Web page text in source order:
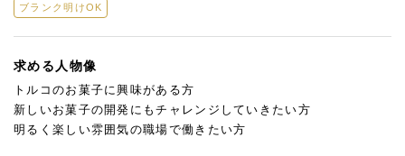
ブランク明けOK
求める人物像
トルコのお菓子に興味がある方
新しいお菓子の開発にもチャレンジしていきたい方
明るく楽しい雰囲気の職場で働きたい方